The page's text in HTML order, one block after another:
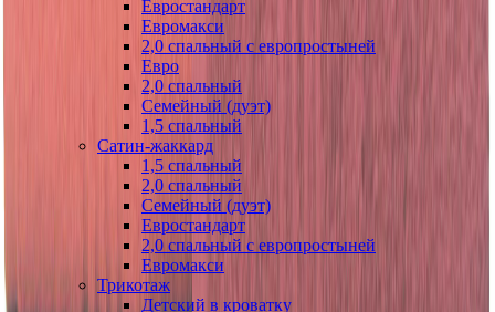
Евростандарт
Евромакси
2,0 спальный с европростыней
Евро
2,0 спальный
Семейный (дуэт)
1,5 спальный
Сатин-жаккард
1,5 спальный
2,0 спальный
Семейный (дуэт)
Евростандарт
2,0 спальный с европростыней
Евромакси
Трикотаж
Детский в кроватку